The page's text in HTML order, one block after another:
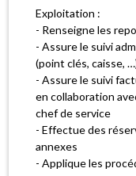
Exploitation :
- Renseigne les
- Assure le suivi
(point clés, caisse,
- Assure le suivi
en collaboration
chef de service
- Effectue des
annexes
- Applique les